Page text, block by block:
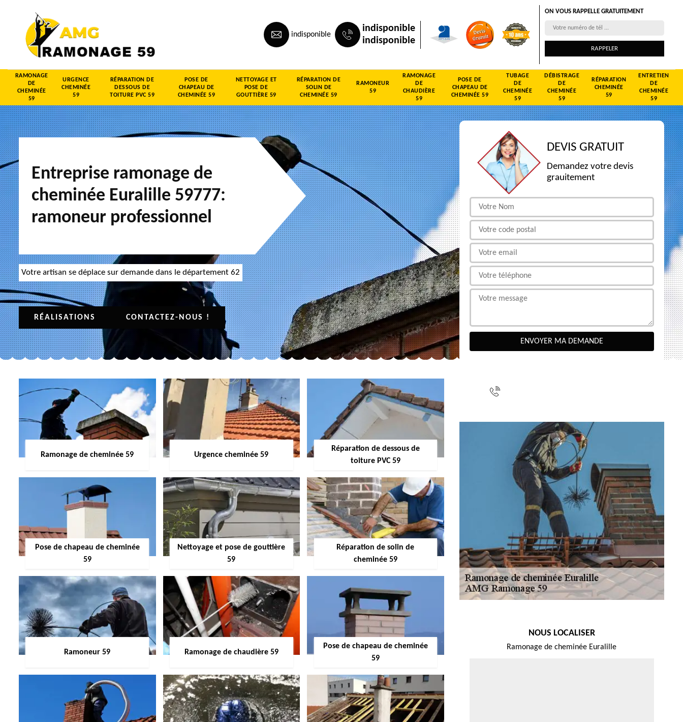
indisponible
indisponible
indisponible
ON VOUS RAPPELLE GRATUITEMENT
RAMONAGE
DE
CHEMINÉE
59
URGENCE
CHEMINÉE
59
RÉPARATION DE
DESSOUS DE
TOITURE PVC 59
POSE DE
CHAPEAU DE
CHEMINÉE 59
NETTOYAGE ET
POSE DE
GOUTTIÈRE 59
RÉPARATION DE
SOLIN DE
CHEMINÉE 59
RAMONEUR
59
RAMONAGE
DE
CHAUDIÈRE
59
POSE DE
CHAPEAU DE
CHEMINÉE 59
TUBAGE
DE
CHEMINÉE
59
DÉBISTRAGE
DE
CHEMINÉE
59
RÉPARATION
CHEMINÉE
59
ENTRETIEN
DE
CHEMINÉE
59
Entreprise ramonage de
cheminée Euralille 59777:
ramoneur professionnel
Votre artisan se déplace sur demande dans le département 62
RÉALISATIONS CONTACTEZ-NOUS !
Ramonage de cheminée 59 Urgence cheminée 59
Réparation de dessous de
toiture PVC 59
Pose de chapeau de cheminée
59
Nettoyage et pose de gouttière
59
Réparation de solin de
cheminée 59
Ramoneur 59 Ramonage de chaudière 59
Pose de chapeau de cheminée
59
DEVIS GRATUIT
Demandez votre devis
grauitement
NOUS LOCALISER
Ramonage de cheminée Euralille